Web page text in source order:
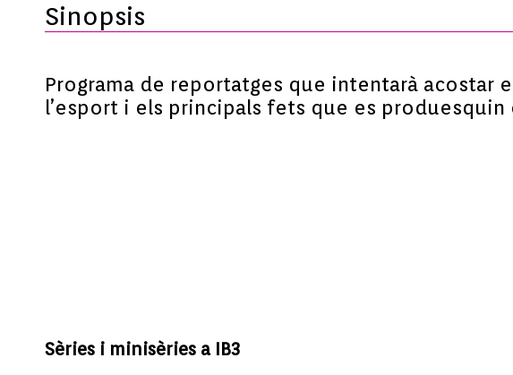
Sinopsis
Programa de reportatges que intentarà acostar
l’esport i els principals fets que es produesquin
Sèries i minisèries a IB3